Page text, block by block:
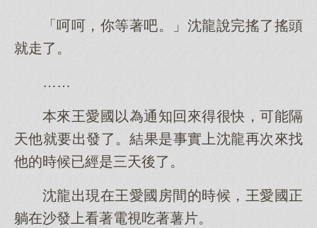
「呵呵，你等著吧。」沈龍說完搖了搖頭
就走了。
……
本來王愛國以為通知回來得很快，可能隔
天他就要出發了。結果是事實上沈龍再次來找
他的時候已經是三天後了。
沈龍出現在王愛國房間的時候，王愛國正
躺在沙發上看著電視吃著薯片。